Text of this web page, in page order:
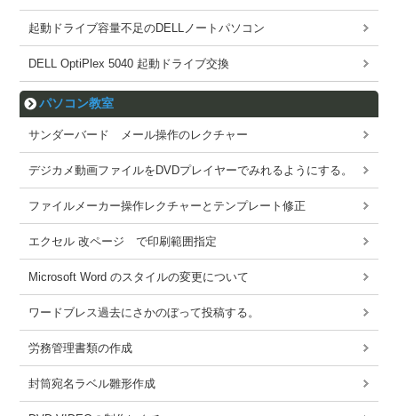
起動ドライブ容量不足のDELLノートパソコン
DELL OptiPlex 5040 起動ドライブ交換
パソコン教室
サンダーバード メール操作のレクチャー
デジカメ動画ファイルをDVDプレイヤーでみれるようにする。
ファイルメーカー操作レクチャーとテンプレート修正
エクセル 改ページ で印刷範囲指定
Microsoft Word のスタイルの変更について
ワードブレス過去にさかのぼって投稿する。
労務管理書類の作成
封筒宛名ラベル雛形作成